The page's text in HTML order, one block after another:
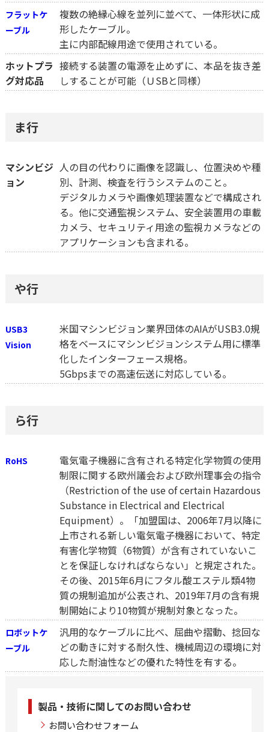
フラットケ
ーブル
複数の絶縁心線を並列に並べて、一体形状に成
形したケーブル。
主に内部配線用途で使用されている。
ホットプラ
グ対応品
接続する装置の電源を止めずに、本品を抜き差
しすることが可能（ＵSBと同様）
ま行
マシンビジ
ョン
人の目の代わりに画像を認識し、位置決めや種
別、計測、検査を行うシステムのこと。
デジタルカメラや画像処理装置などで構成され
る。他に交通監視システム、安全装置用の車載
カメラ、セキュリティ用途の監視カメラなどの
アプリケーションも含まれる。
や行
USB3
Vision
米国マシンビジョン業界団体のAIAがUSB3.0規
格をベースにマシンビジョンシステム用に標準
化したインターフェース規格。
5Gbpsまでの高速伝送に対応している。
ら行
RoHS
電気電子機器に含有される特定化学物質の使用
制限に関する欧州議会および欧州理事会の指令
（Restriction of the use of certain Hazardous
Substance in Electrical and Electrical
Equipment）。「加盟国は、2006年7月以降に
上市される新しい電気電子機器において、特定
有害化学物質（6物質）が含有されていないこ
とを保証しなければならない」と規定された。
その後、2015年6月にフタル酸エステル類4物
質の規制追加が公表され、2019年7月の含有規
制開始により10物質が規制対象となった。
ロボットケ
ーブル
汎用的なケーブルに比べ、屈曲や摺動、捻回な
どの動きに対する耐久性、機械周辺の環境に対
応した耐油性などの優れた特性を有する。
製品・技術に関してのお問い合わせ
お問い合わせフォーム